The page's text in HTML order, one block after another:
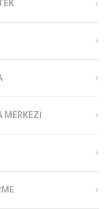
MERKEZI